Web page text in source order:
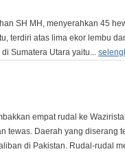
SH MH, menyerahkan 45
terdiri atas lima ekor lembu
Sumatera Utara yaitu...
empat rudal ke
tewas. Daerah yang diserang
di Pakistan. Rudal-rudal